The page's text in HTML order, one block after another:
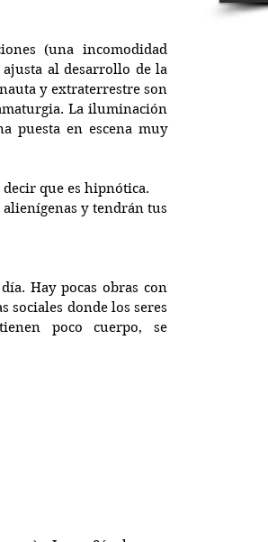
(una incomodidad
ajusta al desarrollo de la
y extraterrestre son
La iluminación
puesta en escena muy
que es hipnótica.
y tendrán tus
Hay pocas obras con
sociales donde los seres
poco cuerpo, se